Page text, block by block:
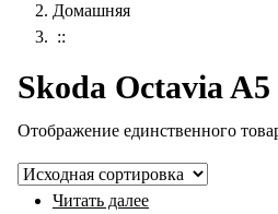
Домашняя
::
Skoda Octavia A5
Отображение единственного
Читать далее